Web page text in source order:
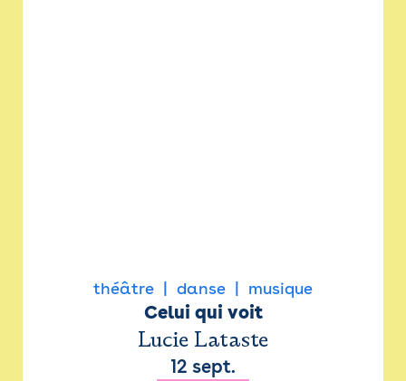
théâtre danse musique
Celui qui voit
Lucie Lataste
12 sept.